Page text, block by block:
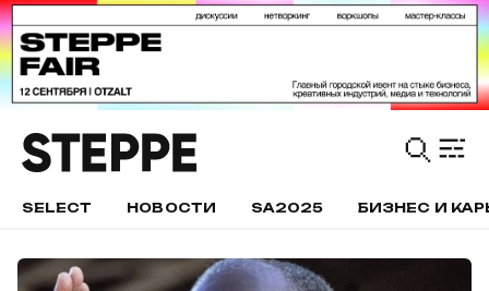
SELECT НОВОСТИ SA2025 БИЗНЕС И